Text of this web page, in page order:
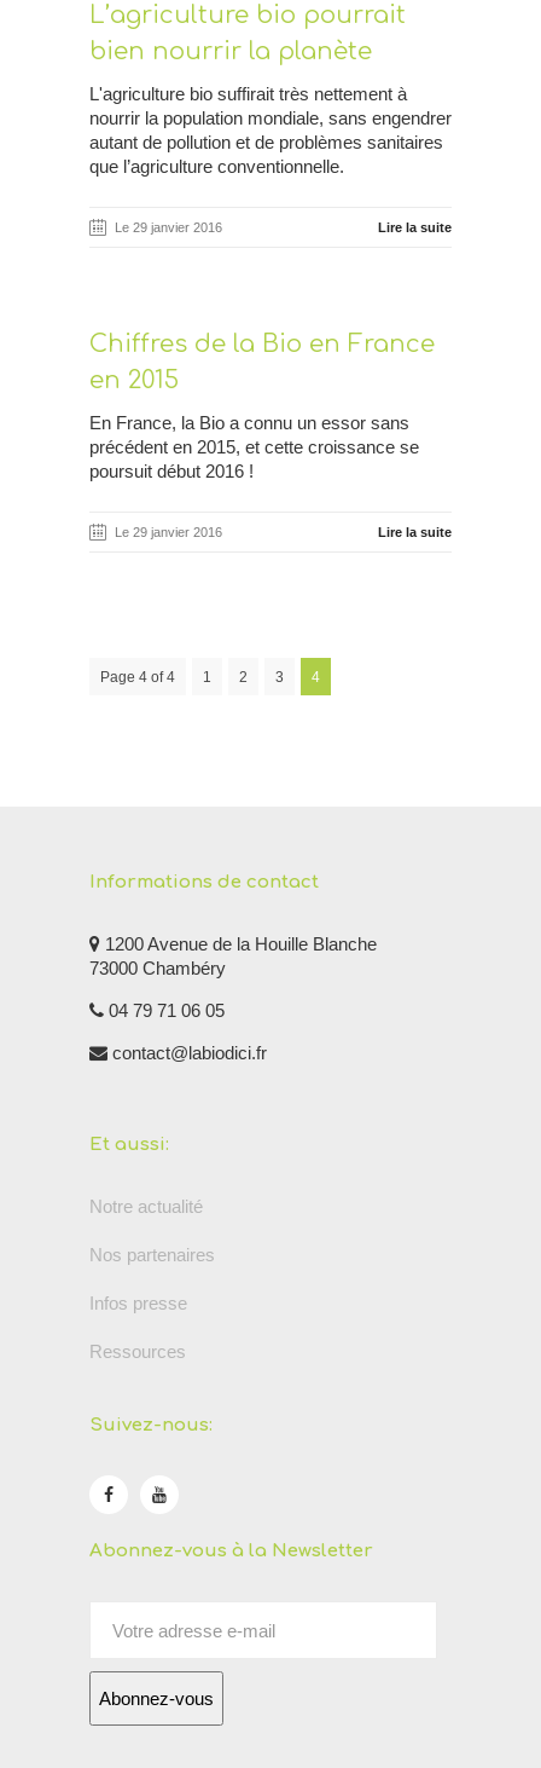
L’agriculture bio pourrait
bien nourrir la planète
L'agriculture bio suffirait très nettement à
nourrir la population mondiale, sans engendrer
autant de pollution et de problèmes sanitaires
que l’agriculture conventionnelle.
Le 29 janvier 2016 Lire la suite
Chiffres de la Bio en France
en 2015
En France, la Bio a connu un essor sans
précédent en 2015, et cette croissance se
poursuit début 2016 !
Le 29 janvier 2016 Lire la suite
Page 4 of 4 1 2 3 4
Informations de contact
1200 Avenue de la Houille Blanche
73000 Chambéry
04 79 71 06 05
contact@labiodici.fr
Et aussi:
Notre actualité
Nos partenaires
Infos presse
Ressources
Suivez-nous:
Abonnez-vous à la Newsletter